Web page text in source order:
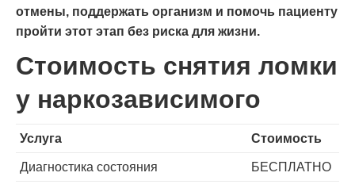
отмены, поддержать организм и помочь пациенту
пройти этот этап без риска для жизни.
Стоимость снятия ломки
у наркозависимого
Услуга Стоимость
Диагностика состояния БЕСПЛАТНО